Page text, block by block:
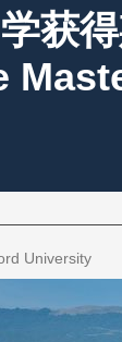
获
University